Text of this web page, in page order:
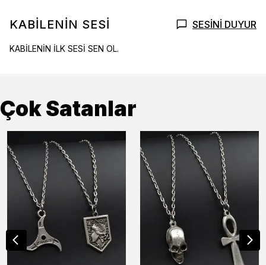
KABİLENİN SESİ SESİNİ DUYUR
KABİLENİN İLK SESİ SEN OL.
Çok Satanlar